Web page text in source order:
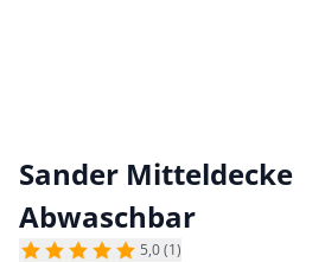
Sander Mitteldecke
Abwaschbar
5,0 (1)